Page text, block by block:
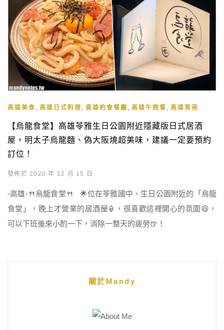
高雄美食 , 高雄日式料理 , 高雄約會餐廳 , 高雄午晚餐 , 高雄宵夜
【烏龍食堂】高雄苓雅生日公園附近隱藏版日式居酒
屋，明太子烏龍麵、偽大阪燒超美味，建議一定要預約
訂位！
發佈於 2020 年 12 月 15 日
-高雄-🍴烏龍食堂🍴 🌟位在苓雅國中、生日公園附近的「烏龍
食堂」，晚上才營業的居酒屋🏮，很喜歡這裡開心的氛圍😆，
可以下班後來小酌一下，消除一整天的疲勞🍺！
關於Mandy